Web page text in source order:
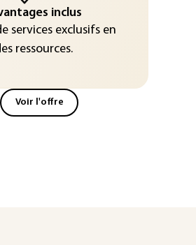
inclus
services exclusifs en
ressources.
Voir l'offre